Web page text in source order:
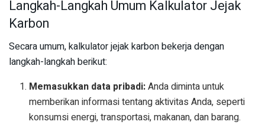
Langkah-Langkah Umum Kalkulator Jejak
Karbon
Secara umum, kalkulator jejak karbon bekerja dengan
langkah-langkah berikut:
Memasukkan data pribadi:Anda diminta untuk
memberikan informasi tentang aktivitas Anda, seperti
konsumsi energi, transportasi, makanan, dan barang.